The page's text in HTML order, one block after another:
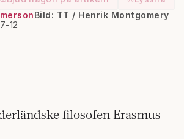
12
Bild: TT / Henrik Montgomery
filosofen Erasmus